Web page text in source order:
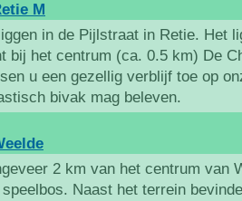
M
in de Pijlstraat in Retie. Het
bij het centrum (ca. 0.5 km) De
u een gezellig verblijf toe op
bivak mag beleven.
2 km van het centrum van
Naast het terrein